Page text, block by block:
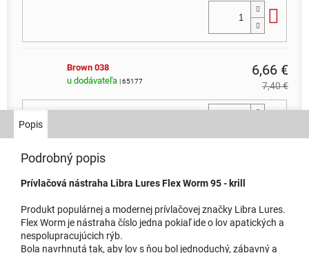
Brown 038
u dodávateľa | 65177
6,66 €
7,40 €
u dodávateľa | 65176
Popis
Podrobný popis
Prívlačová nástraha Libra Lures Flex Worm 95 - krill
Produkt populárnej a modernej prívlačovej značky Libra Lures.
Flex Worm je nástraha číslo jedna pokiaľ ide o lov apatických a
nespolupracujúcich rýb.
Bola navrhnutá tak, aby lov s ňou bol jednoduchý, zábavný a